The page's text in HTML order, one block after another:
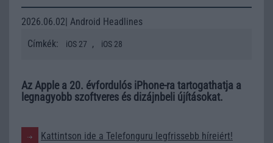
2026.06.02| Android Headlines
Címkék:
iOS 27 , iOS 28
Az Apple a 20. évfordulós iPhone-ra tartogathatja a
legnagyobb szoftveres és dizájnbeli újításokat.
Kattintson ide a Telefonguru legfrissebb híreiért!